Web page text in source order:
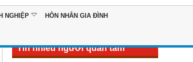
NGHIỆP HÔN NHÂN GIA ĐÌNH
Tin nhiều người quan tâm